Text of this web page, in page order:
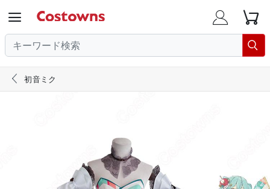
  

 初音ミク